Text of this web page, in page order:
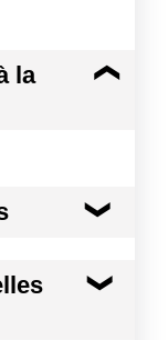
la
7.5%
:
naturels ;